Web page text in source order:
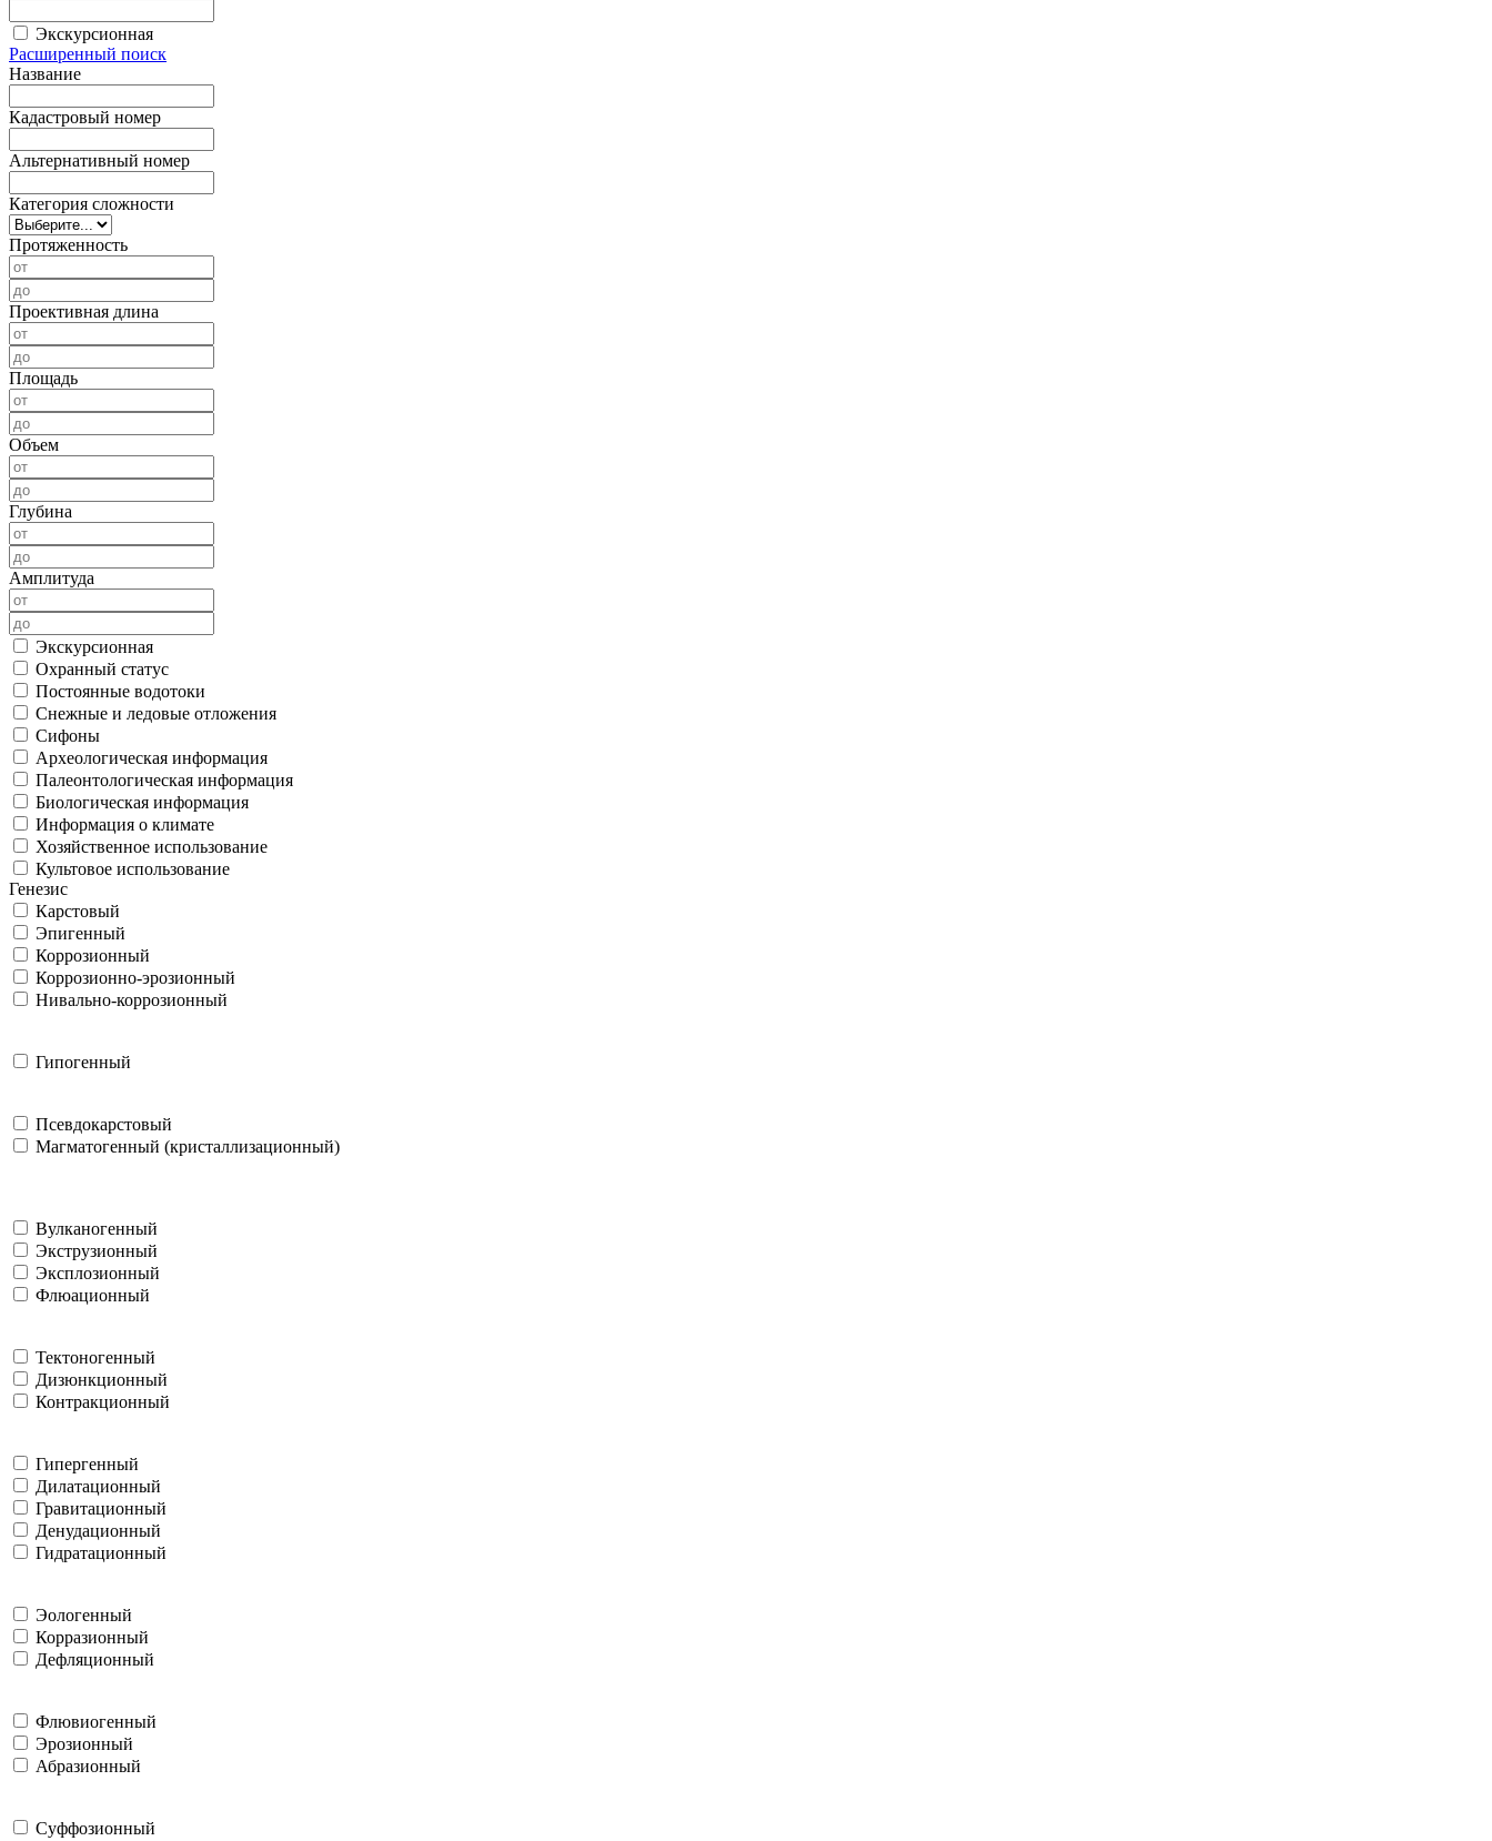
Экскурсионная
Расширенный поиск
Название
Кадастровый номер
Альтернативный номер
Категория сложности
Протяженность
Проективная длина
Площадь
Объем
Глубина
Амплитуда
Экскурсионная
Охранный статус
Постоянные водотоки
Снежные и ледовые отложения
Сифоны
Археологическая информация
Палеонтологическая информация
Биологическая информация
Информация о климате
Хозяйственное использование
Культовое использование
Генезис
Карстовый
Эпигенный
Коррозионный
Коррозионно-эрозионный
Нивально-коррозионный
Гипогенный
Псевдокарстовый
Магматогенный (кристаллизационный)
Вулканогенный
Экструзионный
Эксплозионный
Флюационный
Тектоногенный
Дизюнкционный
Контракционный
Гипергенный
Дилатационный
Гравитационный
Денудационный
Гидратационный
Эологенный
Корразионный
Дефляционный
Флювиогенный
Эрозионный
Абразионный
Суффозионный